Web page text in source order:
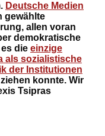
Deutsche Medien
gewählte
allen voran
demokratische
die einzige
als sozialistische
der Institutionen
konnte. Wir
Tsipras